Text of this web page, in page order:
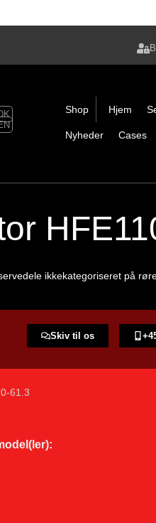
Shop Hjem
Nyheder Cases
ikkekategoriseret på
Skiv til os
61.3